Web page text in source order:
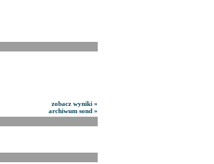
zobacz wyniki »
archiwum sond »